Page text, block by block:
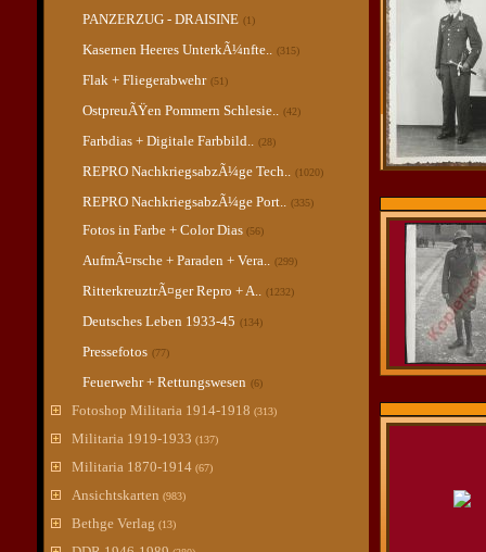
PANZERZUG - DRAISINE (1)
Kasernen Heeres UnterkÃ¼nfte.. (315)
Flak + Fliegerabwehr (51)
OstpreuÃŸen Pommern Schlesie.. (42)
Farbdias + Digitale Farbbild.. (28)
REPRO NachkriegsabzÃ¼ge Tech.. (1020)
REPRO NachkriegsabzÃ¼ge Port.. (335)
Fotos in Farbe + Color Dias (56)
AufmÃ¤rsche + Paraden + Vera.. (299)
RitterkreuztrÃ¤ger Repro + A.. (1232)
Deutsches Leben 1933-45 (134)
Pressefotos (77)
Feuerwehr + Rettungswesen (6)
Fotoshop Militaria 1914-1918 (313)
Militaria 1919-1933 (137)
Militaria 1870-1914 (67)
Ansichtskarten (983)
Bethge Verlag (13)